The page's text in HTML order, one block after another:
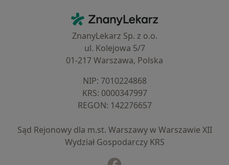
ZnanyLekarz - Strona główna
ZnanyLekarz Sp. z o.o.
ul. Kolejowa 5/7
01-217 Warszawa, Polska
NIP: ⁠7010224868
KRS: ⁠0000347997
REGON: ⁠142276657
Sąd Rejonowy dla m.st. Warszawy w Warszawie XII
Wydział Gospodarczy KRS